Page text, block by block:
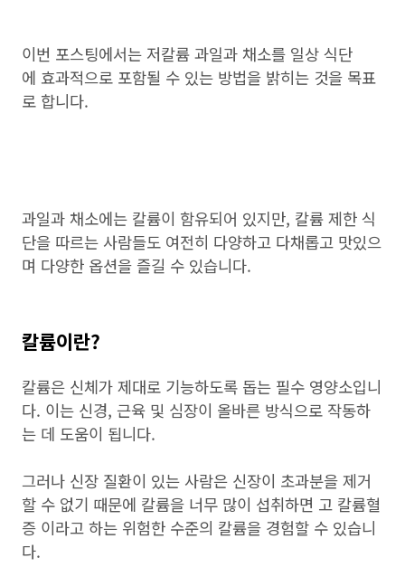
이번 포스팅에서는 저칼륨 과일과 채소를 일상 식단
에 효과적으로 포함될 수 있는 방법을 밝히는 것을 목표
로 합니다.
과일과 채소에는 칼륨이 함유되어 있지만, 칼륨 제한 식
단을 따르는 사람들도 여전히 다양하고 다채롭고 맛있으
며 다양한 옵션을 즐길 수 있습니다.
칼륨이란?
칼륨은 신체가 제대로 기능하도록 돕는 필수 영양소입니
다. 이는 신경, 근육 및 심장이 올바른 방식으로 작동하
는 데 도움이 됩니다.
그러나 신장 질환이 있는 사람은 신장이 초과분을 제거
할 수 없기 때문에 칼륨을 너무 많이 섭취하면 고 칼륨혈
증 이라고 하는 위험한 수준의 칼륨을 경험할 수 있습니
다.